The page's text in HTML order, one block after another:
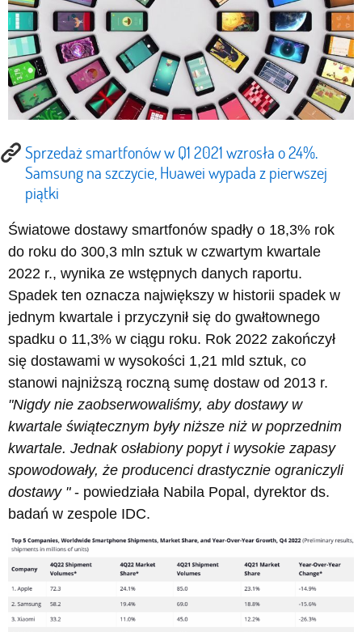
Sprzedaż smartfonów w Q1 2021 wzrosła o 24%.
Samsung na szczycie, Huawei wypada z pierwszej
piątki
Światowe dostawy smartfonów spadły o 18,3% rok
do roku do 300,3 mln sztuk w czwartym kwartale
2022 r., wynika ze wstępnych danych raportu.
Spadek ten oznacza największy w historii spadek w
jednym kwartale i przyczynił się do gwałtownego
spadku o 11,3% w ciągu roku. Rok 2022 zakończył
się dostawami w wysokości 1,21 mld sztuk, co
stanowi najniższą roczną sumę dostaw od 2013 r.
"Nigdy nie zaobserwowaliśmy, aby dostawy w
kwartale świątecznym były niższe niż w poprzednim
kwartale. Jednak osłabiony popyt i wysokie zapasy
spowodowały, że producenci drastycznie ograniczyli
dostawy " - powiedziała Nabila Popal, dyrektor ds.
badań w zespole IDC.